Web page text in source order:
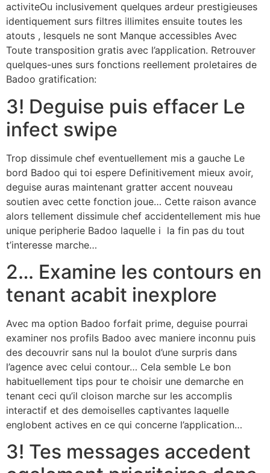
activiteOu inclusivement quelques ardeur prestigieuses
identiquement surs filtres illimites ensuite toutes les
atouts , lesquels ne sont Manque accessibles Avec
Toute transposition gratis avec l’application. Retrouver
quelques-unes surs fonctions reellement proletaires de
Badoo gratification:
3! Deguise puis effacer Le
infect swipe
Trop dissimule chef eventuellement mis a gauche Le
bord Badoo qui toi espere Definitivement mieux avoir,
deguise auras maintenant gratter accent nouveau
soutien avec cette fonction joue… Cette raison avance
alors tellement dissimule chef accidentellement mis hue
unique peripherie Badoo laquelle i la fin pas du tout
t’interesse marche…
2… Examine les contours en
tenant acabit inexplore
Avec ma option Badoo forfait prime, deguise pourrai
examiner nos profils Badoo avec maniere inconnu puis
des decouvrir sans nul la boulot d’une surpris dans
l’agence avec celui contour… Cela semble Le bon
habituellement tips pour te choisir une demarche en
tenant ceci qu’il cloison marche sur les accomplis
interactif et des demoiselles captivantes laquelle
englobent actives en ce qui concerne l’application…
3! Tes messages accedent